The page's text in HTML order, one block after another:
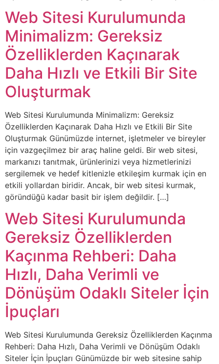
Web Sitesi Kurulumunda
Minimalizm: Gereksiz
Özelliklerden Kaçınarak
Daha Hızlı ve Etkili Bir Site
Oluşturmak
Web Sitesi Kurulumunda Minimalizm: Gereksiz
Özelliklerden Kaçınarak Daha Hızlı ve Etkili Bir Site
Oluşturmak Günümüzde internet, işletmeler ve bireyler
için vazgeçilmez bir araç haline geldi. Bir web sitesi,
markanızı tanıtmak, ürünlerinizi veya hizmetlerinizi
sergilemek ve hedef kitlenizle etkileşim kurmak için en
etkili yollardan biridir. Ancak, bir web sitesi kurmak,
göründüğü kadar basit bir işlem değildir. […]
Web Sitesi Kurulumunda
Gereksiz Özelliklerden
Kaçınma Rehberi: Daha
Hızlı, Daha Verimli ve
Dönüşüm Odaklı Siteler İçin
İpuçları
Web Sitesi Kurulumunda Gereksiz Özelliklerden Kaçınma
Rehberi: Daha Hızlı, Daha Verimli ve Dönüşüm Odaklı
Siteler İçin İpuçları Günümüzde bir web sitesine sahip